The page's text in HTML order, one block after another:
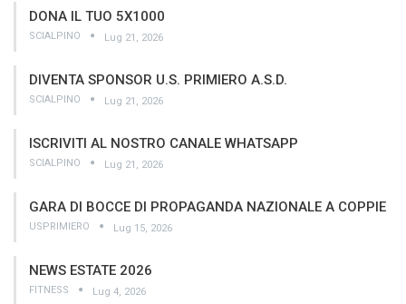
DONA IL TUO 5X1000
SCIALPINO Lug 21, 2026
DIVENTA SPONSOR U.S. PRIMIERO A.S.D.
SCIALPINO Lug 21, 2026
ISCRIVITI AL NOSTRO CANALE WHATSAPP
SCIALPINO Lug 21, 2026
GARA DI BOCCE DI PROPAGANDA NAZIONALE A COPPIE
USPRIMIERO Lug 15, 2026
NEWS ESTATE 2026
FITNESS Lug 4, 2026